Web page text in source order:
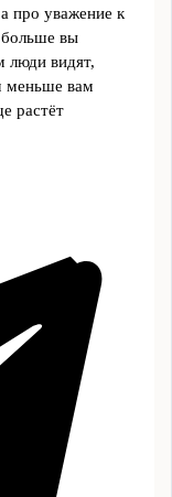
про уважение к
больше вы
люди видят,
меньше вам
растёт